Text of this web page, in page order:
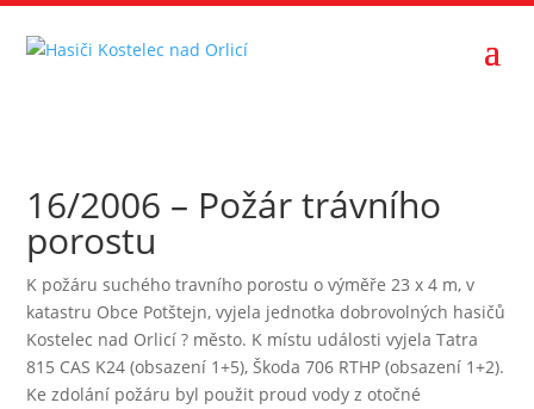
16/2006 – Požár trávního
porostu
K požáru suchého travního porostu o výměře 23 x 4 m, v
katastru Obce Potštejn, vyjela jednotka dobrovolných hasičů
Kostelec nad Orlicí ? město. K místu události vyjela Tatra
815 CAS K24 (obsazení 1+5), Škoda 706 RTHP (obsazení 1+2).
Ke zdolání požáru byl použit proud vody z otočné